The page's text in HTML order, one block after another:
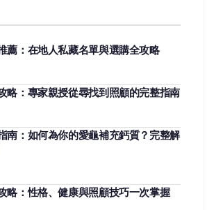
薦：在地人私藏名單與選購全攻略
略：專家親授從尋找到照顧的完整指南
南：如何為你的愛龜補充鈣質？完整解
略：性格、健康與照顧技巧一次掌握